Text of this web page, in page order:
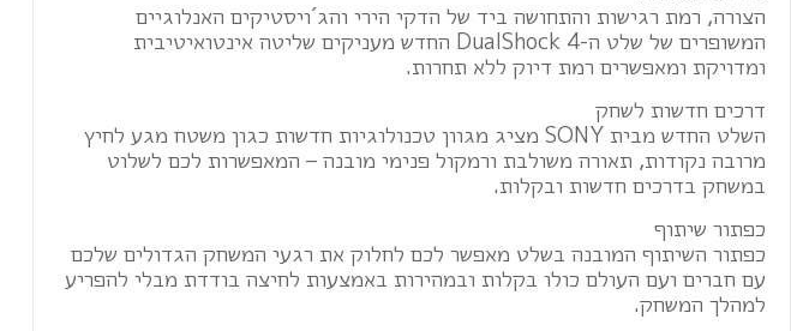
הצורה, רמת רגישות והתחושה ביד של הדקי הירי והג´ויסטיקים האנלוגיים
המשופרים של שלט ה-DualShock 4 החדש מעניקים שליטה אינטואיטיבית
ומדויקת ומאפשרים רמת דיוק ללא תחרות.
דרכים חדשות לשחק
השלט החדש מבית SONY מציג מגוון טכנולוגיות חדשות כגון משטח מגע לחיץ
מרובה נקודות, תאורה משולבת ורמקול פנימי מובנה – המאפשרות לכם לשלוט
במשחק בדרכים חדשות ובקלות.
כפתור שיתוף
כפתור השיתוף המובנה בשלט מאפשר לכם לחלוק את רגעי המשחק הגדולים שלכם
עם חברים ועם העולם כולו בקלות ובמהירות באמצעות לחיצה בודדת מבלי להפריע
למהלך המשחק.